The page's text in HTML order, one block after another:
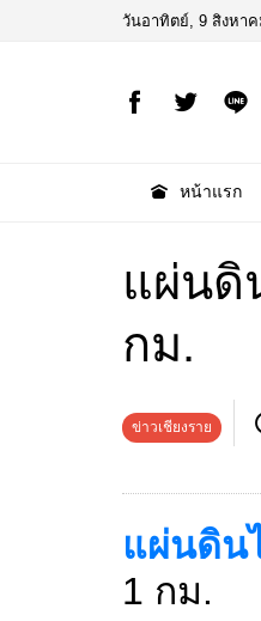
วันอาทิตย์, 9 สิงหาค
หน้าแรก
แผ่นดิ
กม.
ข่าวเชียงราย
แผ่นดิน
1 กม.